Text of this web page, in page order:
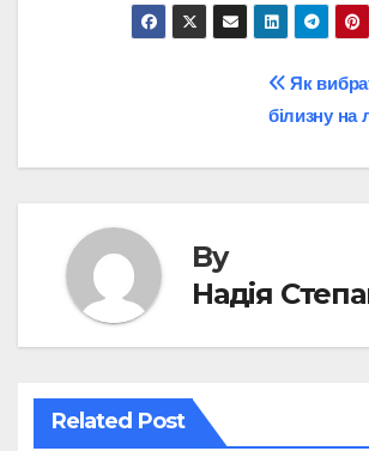
Як
білизну на
By
Надія
Related Post